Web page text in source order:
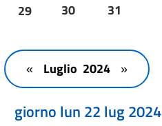
29 30 31
« Luglio 2024 »
giorno lun 22 lug 2024